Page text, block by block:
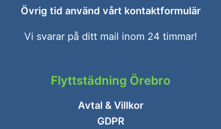
Övrig tid använd vårt kontaktformulär
Vi svarar på ditt mail inom 24 timmar!
Flyttstädning Örebro
Avtal & Villkor
GDPR